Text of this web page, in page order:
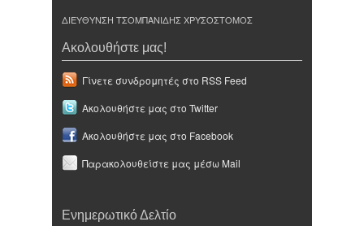
ΔΙΕΥΘΥΝΣΗ ΤΣΟΜΠΑΝΙΔΗΣ ΧΡΥΣΟΣΤΟΜΟΣ
Ακολουθήστε μας!
Γίνετε συνδρομητές στο RSS Feed
Ακολουθήστε μας στο Twitter
Ακολουθήστε μας στο Facebook
Παρακολουθείστε μας μέσω Mail
Ενημερωτικό Δελτίο